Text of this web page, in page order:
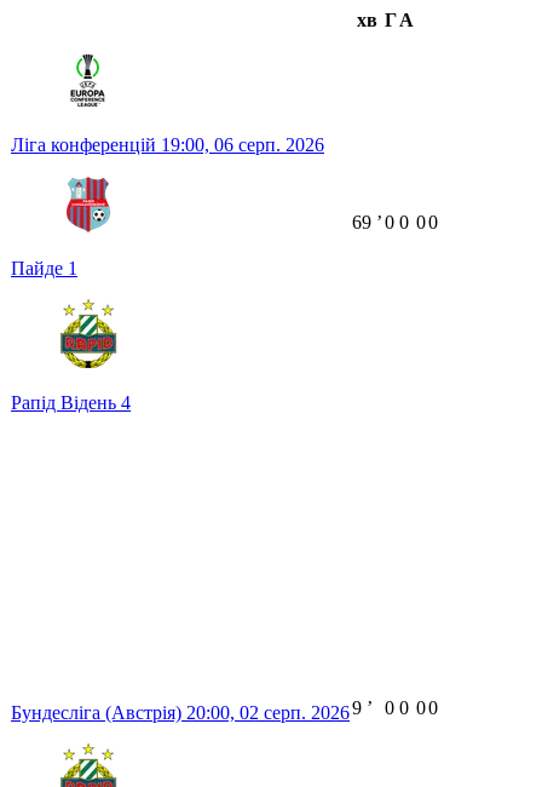
хв ГА
Ліга конференцій 19:00, 06 серп. 2026
Пайде 1
Рапід Відень 4
69 ʼ0 0 00
Бундесліга (Австрія) 20:00, 02 серп. 20269 ʼ 0 0 00